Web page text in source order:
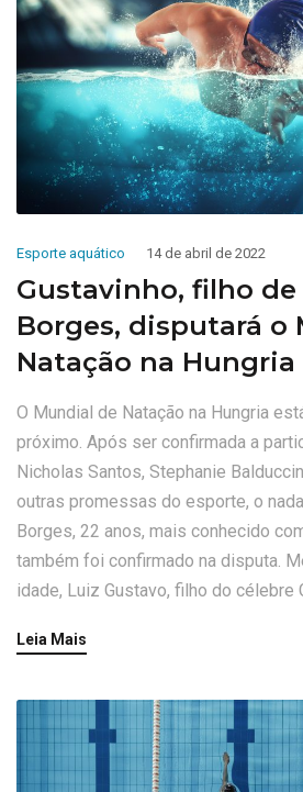
Esporte aquático 14 de abril de 2022
Gustavinho, filho de
Borges, disputará o
Natação na Hungria
O Mundial de Natação na Hungria
próximo. Após ser confirmada a
Nicholas Santos, Stephanie
outras promessas do esporte, o
Borges, 22 anos, mais conhecido
também foi confirmado na disputa.
idade, Luiz Gustavo, filho do célebre
Leia Mais